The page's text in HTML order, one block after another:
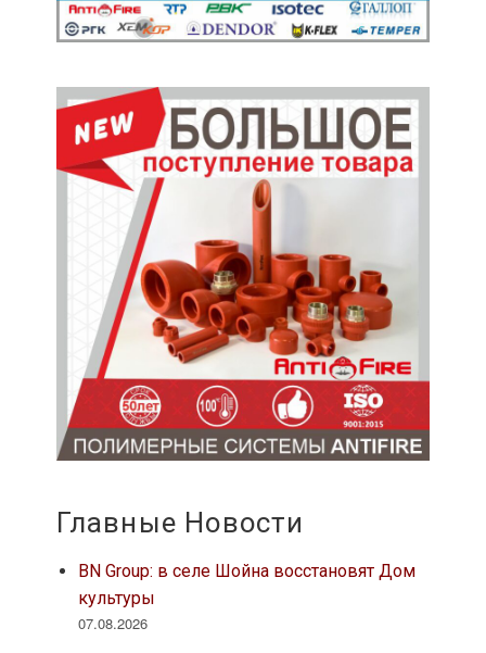
Главные Новости
BN Group: в селе Шойна восстановят Дом
культуры
07.08.2026